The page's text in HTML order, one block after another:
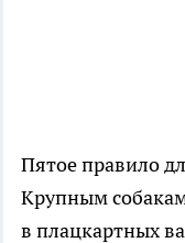
Пятое правило
Крупным
в плацкартных